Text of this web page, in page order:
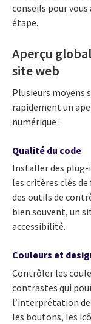
conseils pour
étape.
Aperçu
site web
Plusieurs moyens
rapidement un
numérique :
Qualité du code
Installer des
les critères clés
des outils de
bien souvent, un
accessibilité.
Couleurs et
Contrôler les
contrastes qui
l’interprétation
les boutons, les